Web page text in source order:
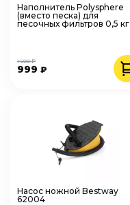
Наполнитель Polysphere
(вместо песка) для
песочных фильтров 0,5 кг
999 ₽
1 500 ₽
Насос ножной Bestway
62004